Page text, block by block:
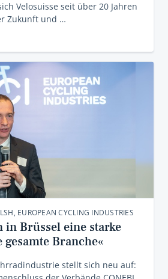
Velosuisse seit über 20 Jahren
Zukunft und …
EUROPEAN CYCLING INDUSTRIES
in Brüssel eine starke
Branche«
stellt sich neu auf: